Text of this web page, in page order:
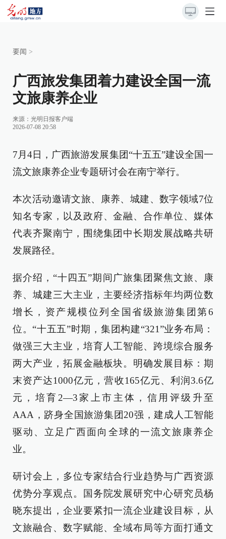
要闻 >
广西旅发集团着力建设全国一流
文旅康养企业
来源： 光明日报客户端
2026-07-08 20:58
7月4日，广西旅游发展集团“十五五”建设全国一
流文旅康养企业专题研讨会在南宁举行。
本次活动邀请文旅、康养、城建、数字领域7位
知名专家，以及政府、金融、合作单位、媒体
代表齐聚南宁，围绕集团中长期发展战略共研
发展路径。
据介绍，“十四五”期间广旅集团聚焦文旅、康
养、城建三大主业，主要经济指标年均两位数
增长，资产规模位列全国省级旅游集团第6
位。“十五五”时期，集团构建“321”业务布局：
做强三大主业，培育人工智能、跨境综合服务
两大产业，拓展金融板块。明确发展目标：期
末资产达1000亿元，营收165亿元、利润3.6亿
元，培育2—3家上市主体，信用评级升至
AAA，跻身全国旅游集团20强，建成人工智能
驱动、立足广西面向全球的一流文旅康养企
业。
研讨会上，多位专家结合行业趋势与广西资源
优势分享观点。国务院发展研究中心研究员杨
晓东提出，企业要紧扣一流企业建设目标，从
文旅融合、数字赋能、全域布局等方面打通文